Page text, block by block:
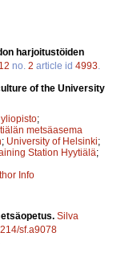
harjoitustöiden
12 no. 2 article id 4993
of the University
;
metsäasema
; University of Helsinki;
Station Hyytiälä;
Info
Silva
sf.a9078